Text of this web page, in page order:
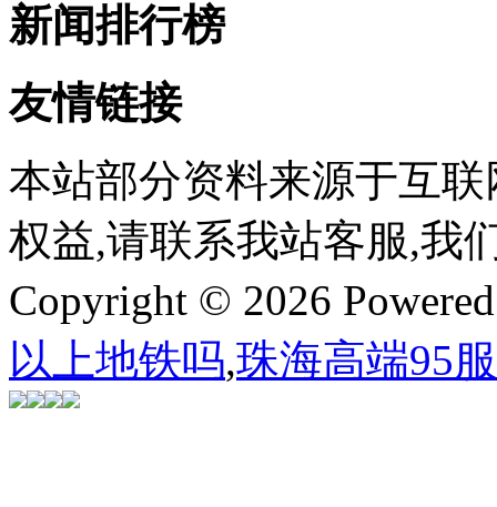
新闻排行榜
友情链接
本站部分资料来源于互
权益,请联系我站客服,我
Copyright © 2026
以上地铁吗,珠海高端95